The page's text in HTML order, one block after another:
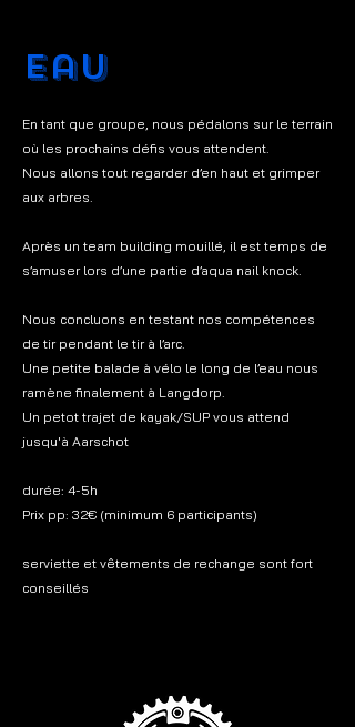
eau
En tant que groupe, nous pédalons sur le terrain
où les prochains défis vous attendent.
Nous allons tout regarder d’en haut et grimper
aux arbres.
Après un team building mouillé, il est temps de
s’amuser lors d’une partie d’aqua nail knock.
Nous concluons en testant nos compétences
de tir pendant le tir à l’arc.
Une petite balade à vélo le long de l’eau nous
ramène finalement à Langdorp.
Un petot trajet de kayak/SUP vous attend
jusqu'à Aarschot
​durée: 4-5h
Prix pp: 32€ (minimum 6 participants)
serviette et vêtements de rechange sont fort
conseillés